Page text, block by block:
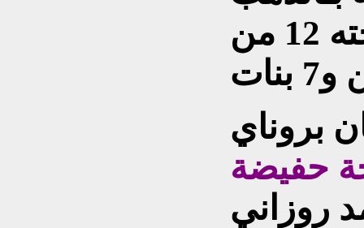
له من زوجته 12 من
بروناي
حفيضة
روزاني